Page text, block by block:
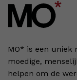
MO* is een
moedige,
helpen om de